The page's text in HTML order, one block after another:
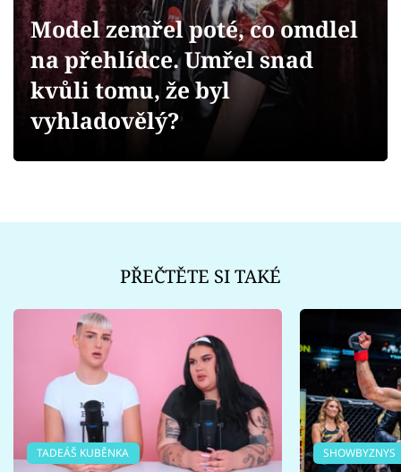
Videa
Sledujte prima+
Model zemřel poté, co omdlel
na přehlídce. Umřel snad
kvůli tomu, že byl
vyhladovělý?
PŘEČTĚTE SI TAKÉ
TADEÁŠ KUBĚNKA SHOWBYZNYS